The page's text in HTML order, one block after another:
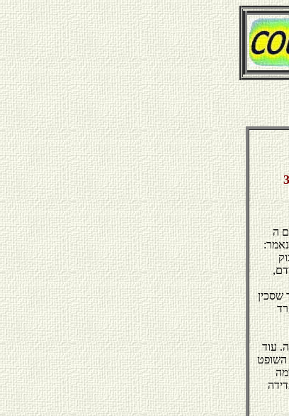
בשעות הערב של יום ה ‎6- בנובמבר ‎1998, במסעדת "מפגש יולנדה" שבפארק הלאומי באשקלון, הסבו
שסכין
עוד
השופט